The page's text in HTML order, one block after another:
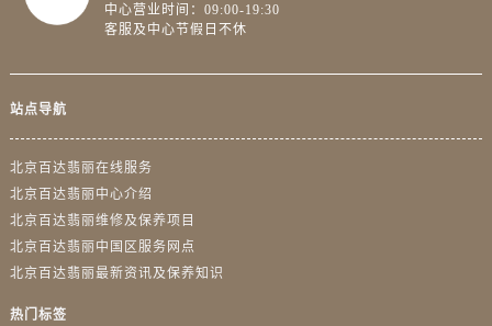
中心营业时间：09:00-19:30
客服及中心节假日不休
站点导航
北京百达翡丽在线服务
北京百达翡丽中心介绍
北京百达翡丽维修及保养项目
北京百达翡丽中国区服务网点
北京百达翡丽最新资讯及保养知识
热门标签